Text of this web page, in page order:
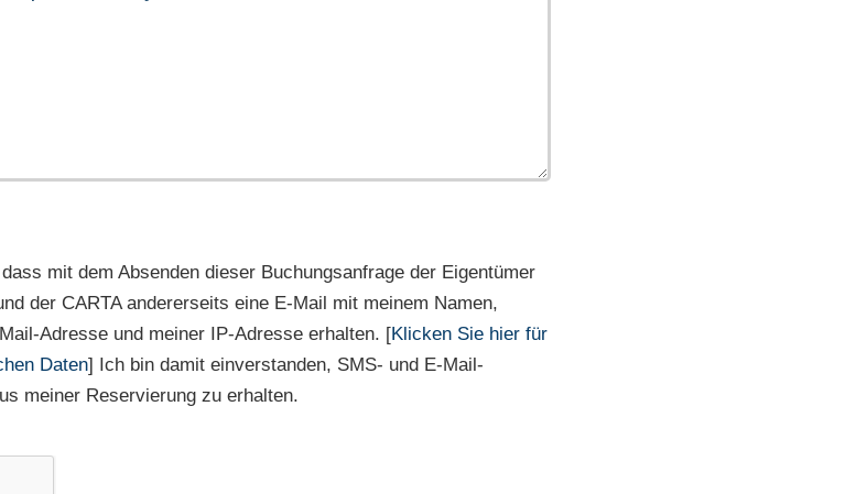
mit dem Absenden dieser Buchungsanfrage der Eigentümer
der CARTA andererseits eine E-Mail mit meinem Namen,
Adresse und meiner IP-Adresse erhalten. [Klicken Sie hier für
Daten] Ich bin damit einverstanden, SMS- und E-Mail-
meiner Reservierung zu erhalten.